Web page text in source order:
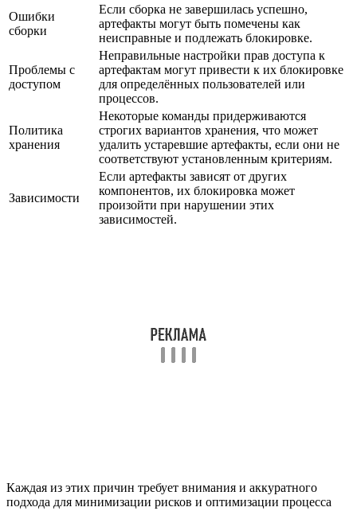
Ошибки
сборки
Если сборка не завершилась успешно,
артефакты могут быть помечены как
неисправные и подлежать блокировке.
Проблемы с
доступом
Неправильные настройки прав доступа к
артефактам могут привести к их блокировке
для определённых пользователей или
процессов.
Политика
хранения
Некоторые команды придерживаются
строгих вариантов хранения, что может
удалить устаревшие артефакты, если они не
соответствуют установленным критериям.
Зависимости
Если артефакты зависят от других
компонентов, их блокировка может
произойти при нарушении этих
зависимостей.
Каждая из этих причин требует внимания и аккуратного
подхода для минимизации рисков и оптимизации процесса